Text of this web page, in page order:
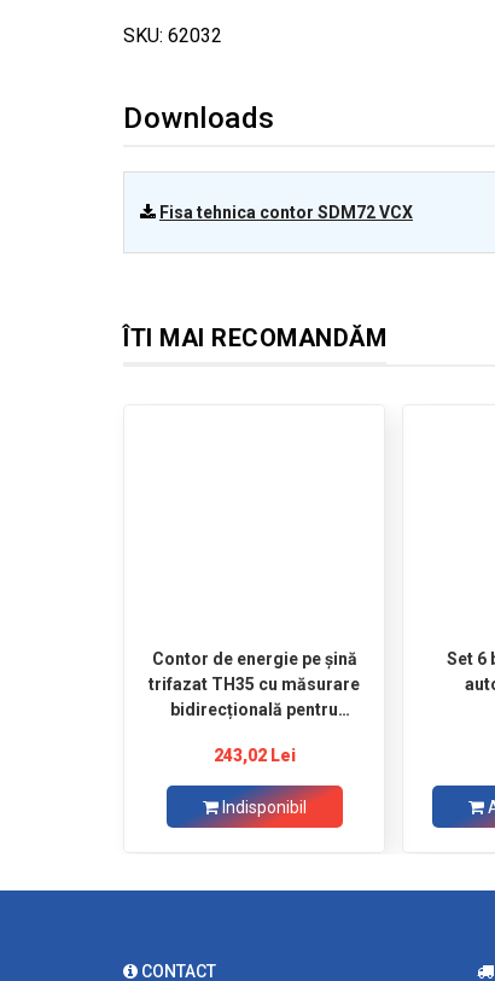
SKU: 62032
Downloads
Fisa tehnica contor SDM72 VCX
ÎTI MAI RECOMANDĂM
Contor de energie pe șină
trifazat TH35 cu măsurare
bidirecțională pentru
243,02 Lei
Indisponibil
Set 6
CONTACT